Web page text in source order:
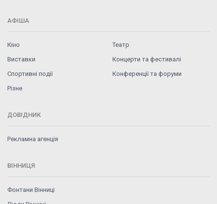
АФІША
Кіно
Театр
Виставки
Концерти та фестивалі
Спортивні події
Конференції та форуми
Різне
ДОВІДНИК
Рекламна агенція
ВІННИЦЯ
Фонтани Вінниці